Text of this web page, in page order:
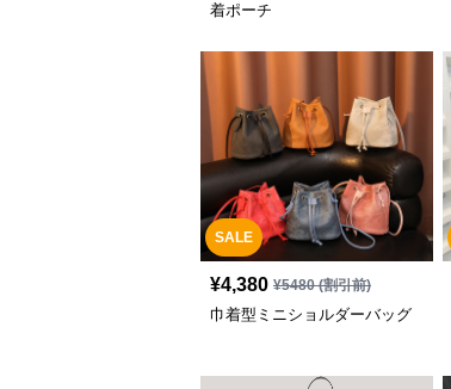
着ポーチ
SALE
¥4,380 ¥5480(割引前)
巾着型ミニショルダーバッグ